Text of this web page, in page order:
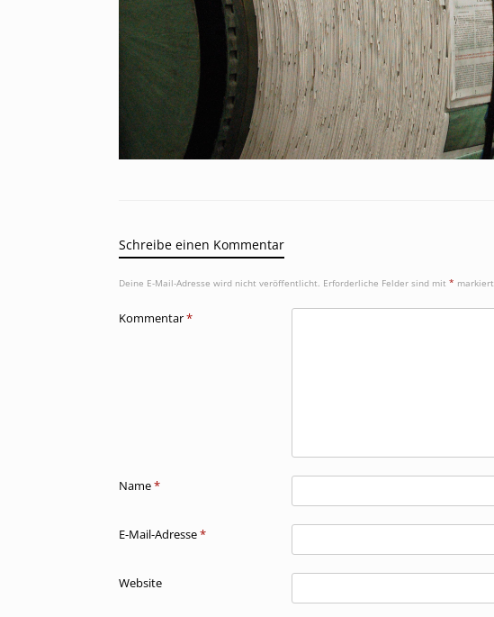
Schreibe einen Kommentar
Deine E-Mail-Adresse wird nicht veröffentlicht. Erforderliche Felder sind mit * markiert
Kommentar*
Name*
E-Mail-Adresse*
Website